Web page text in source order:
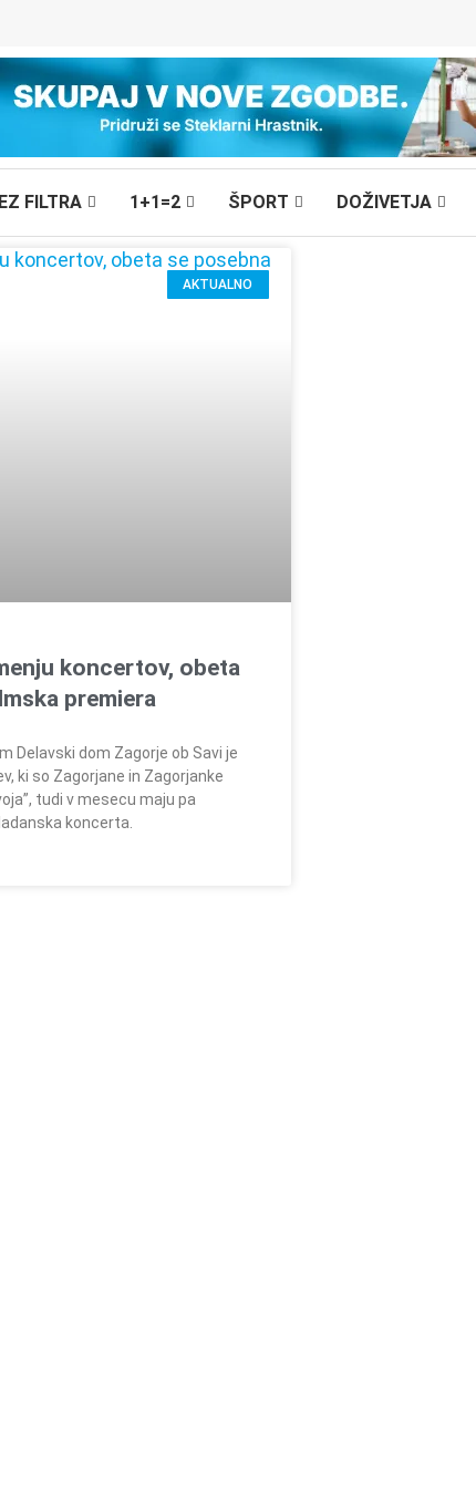
FILTRA 1+1=2 ŠPORT DOŽIVETJA
AKTUALNO
koncertov, obeta
premiera
Delavski dom Zagorje ob Savi je
ki so Zagorjane in Zagorjanke
tudi v mesecu maju pa
koncerta.